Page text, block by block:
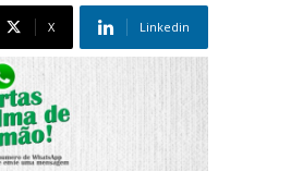
X Linkedin